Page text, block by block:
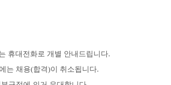
휴대전화로 개별 안내드립니다.
는 채용(합격)이 취소됩니다.